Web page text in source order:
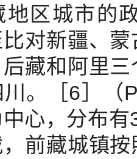
地区城市的
对新疆、
藏和阿里
川。［6］（
心，分布
前藏城镇